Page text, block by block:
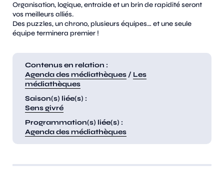
Organisation, logique, entraide et un brin de rapidité seront
vos meilleurs alliés.
Des puzzles, un chrono, plusieurs équipes… et une seule
équipe terminera premier !
Contenus en relation :
Agenda des médiathèques / Les
médiathèques
Saison(s) liée(s) :
Sens givré
Programmation(s) liée(s) :
Agenda des médiathèques